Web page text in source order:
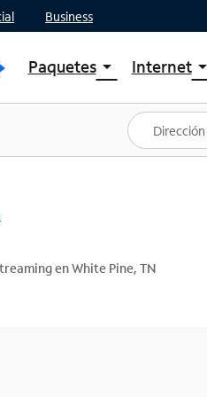
Business
Paquetesarrow_drop_down
Ver paquetes
Spectrum One
Mejores ofertas
Internetarrow_drop_down
Planes
en White Pine, TN